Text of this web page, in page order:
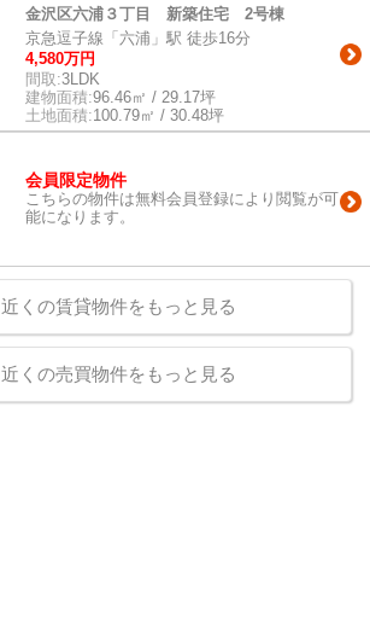
金沢区六浦３丁目 新築住宅 2号棟
京急逗子線「六浦」駅 徒歩16分
4,580万円
間取:3LDK
建物面積:96.46㎡ / 29.17坪
土地面積:100.79㎡ / 30.48坪
会員限定物件
こちらの物件は無料会員登録により閲覧が可
能になります。
近くの賃貸物件をもっと見る
近くの売買物件をもっと見る